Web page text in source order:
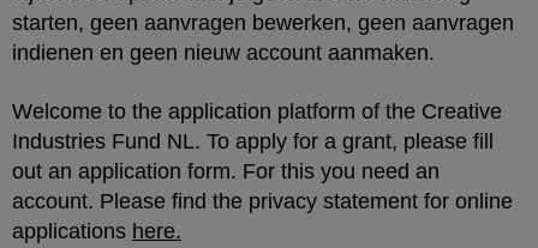
starten, geen aanvragen bewerken, geen aanvragen
indienen en geen nieuw account aanmaken.
Welcome to the application platform of the Creative
Industries Fund NL. To apply for a grant, please fill
out an application form. For this you need an
account. Please find the privacy statement for online
applications here.